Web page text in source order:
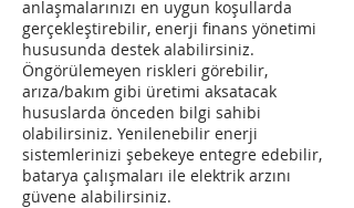
anlaşmalarınızı en uygun koşullarda
gerçekleştirebilir, enerji finans yönetimi
hususunda destek alabilirsiniz.
Öngörülemeyen riskleri görebilir,
arıza/bakım gibi üretimi aksatacak
hususlarda önceden bilgi sahibi
olabilirsiniz. Yenilenebilir enerji
sistemlerinizi şebekeye entegre edebilir,
batarya çalışmaları ile elektrik arzını
güvene alabilirsiniz.